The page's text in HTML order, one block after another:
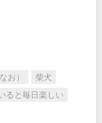
お）
柴犬
ると毎日楽しい